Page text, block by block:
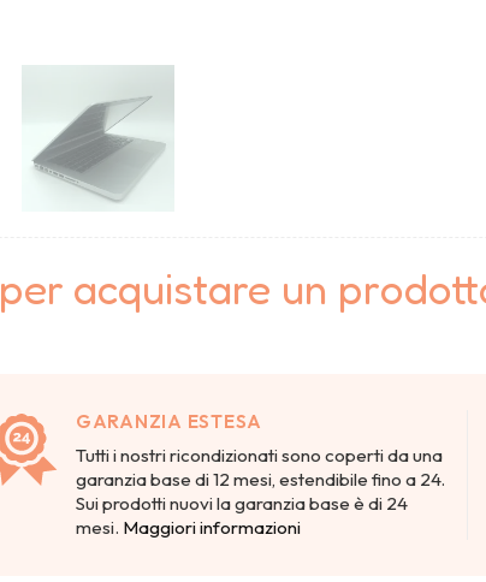
per acquistare un
GARANZIA ESTESA
Tutti i nostri ricondizionati sono coperti da una
garanzia base di 12 mesi, estendibile fino a 24.
Sui prodotti nuovi la garanzia base è di 24
mesi. Maggiori informazioni